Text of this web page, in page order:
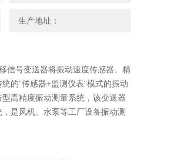
生产地址：
信号变送器将振动速度传感器、精
的“传感器+监测仪表“模式的振动
高精度振动测量系统，该变送器
是风机、水泵等工厂设备振动测